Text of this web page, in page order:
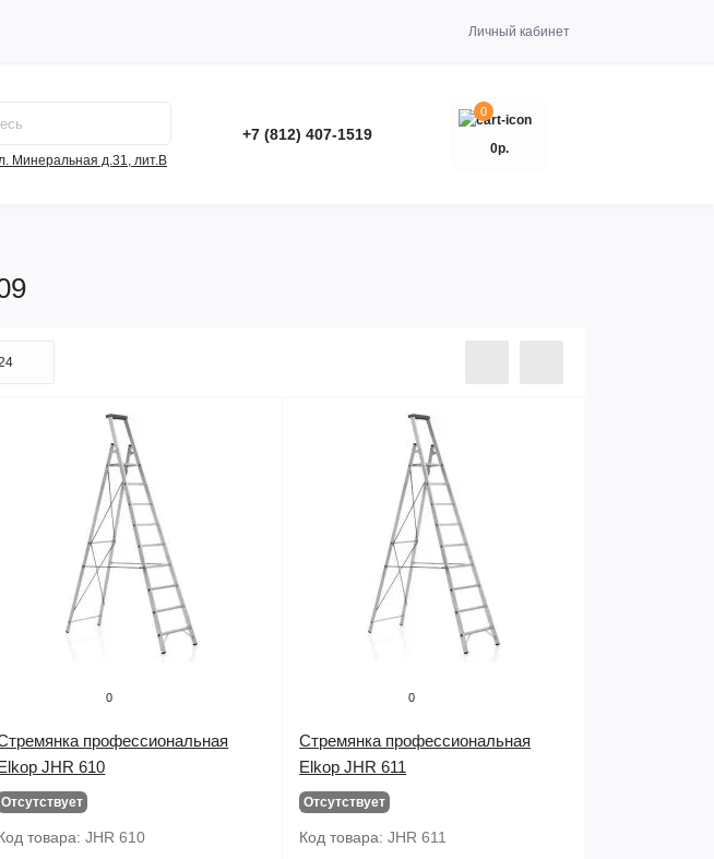
Личный кабинет
Минеральная д.31, лит.В
+7 (812) 407-1519
0
0р.
0
профессиональная
JHR 610
Отсутствует
товара:JHR 610
0
Стремянка профессиональная
Elkop JHR 611
Отсутствует
Код товара:JHR 611